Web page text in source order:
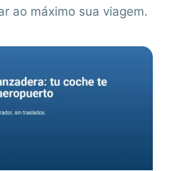
ao máximo sua viagem.